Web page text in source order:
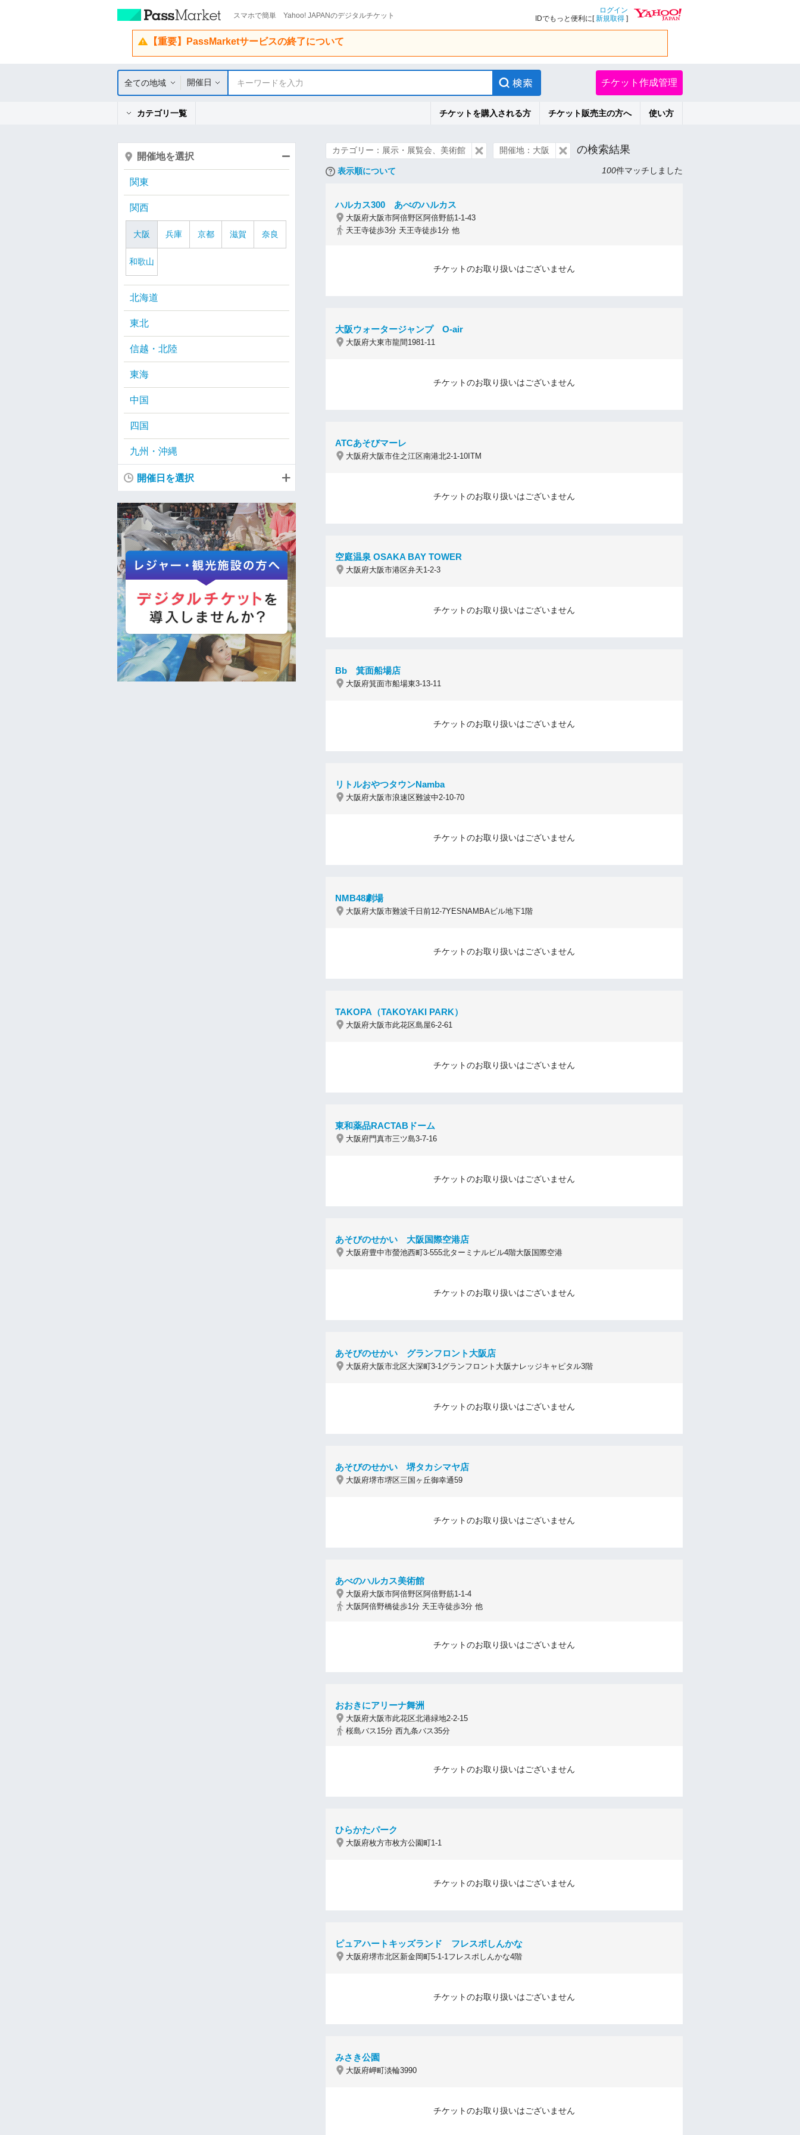
スマホで簡単 Yahoo! JAPANのデジタルチケット
ログイン
IDでもっと便利に[新規取得 ]
【重要】PassMarketサービスの終了について
全ての地域 開催日 キーワードを入力 チケット作成管理
カテゴリ一覧 チケットを購入される方 チケット販売主の方へ 使い方
カテゴリー：展示・展覧会、美術館 開催地：大阪 の検索結果
表示順について 100件マッチしました
ハルカス300 あべのハルカス
大阪府大阪市阿倍野区阿倍野筋1-1-43
天王寺徒歩3分 天王寺徒歩1分 他
チケットのお取り扱いはございません
大阪ウォータージャンプ O-air
大阪府大東市龍間1981-11
チケットのお取り扱いはございません
ATCあそびマーレ
大阪府大阪市住之江区南港北2-1-10ITM
チケットのお取り扱いはございません
空庭温泉 OSAKA BAY TOWER
大阪府大阪市港区弁天1-2-3
チケットのお取り扱いはございません
Bb 箕面船場店
大阪府箕面市船場東3-13-11
チケットのお取り扱いはございません
リトルおやつタウンNamba
大阪府大阪市浪速区難波中2-10-70
チケットのお取り扱いはございません
NMB48劇場
大阪府大阪市難波千日前12-7YESNAMBAビル地下1階
チケットのお取り扱いはございません
TAKOPA（TAKOYAKI PARK）
大阪府大阪市此花区島屋6-2-61
チケットのお取り扱いはございません
東和薬品RACTABドーム
大阪府門真市三ツ島3-7-16
チケットのお取り扱いはございません
あそびのせかい 大阪国際空港店
大阪府豊中市螢池西町3-555北ターミナルビル4階大阪国際空港
チケットのお取り扱いはございません
あそびのせかい グランフロント大阪店
大阪府大阪市北区大深町3-1グランフロント大阪ナレッジキャピタル3階
チケットのお取り扱いはございません
あそびのせかい 堺タカシマヤ店
大阪府堺市堺区三国ヶ丘御幸通59
チケットのお取り扱いはございません
あべのハルカス美術館
大阪府大阪市阿倍野区阿倍野筋1-1-4
大阪阿倍野橋徒歩1分 天王寺徒歩3分 他
チケットのお取り扱いはございません
おおきにアリーナ舞洲
大阪府大阪市此花区北港緑地2-2-15
桜島バス15分 西九条バス35分
チケットのお取り扱いはございません
ひらかたパーク
大阪府枚方市枚方公園町1-1
チケットのお取り扱いはございません
ピュアハートキッズランド フレスポしんかな
大阪府堺市北区新金岡町5-1-1フレスポしんかな4階
チケットのお取り扱いはございません
みさき公園
大阪府岬町淡輪3990
チケットのお取り扱いはございません
開催地を選択
関東
関西
大阪 兵庫 京都 滋賀 奈良
和歌山
北海道
東北
信越・北陸
東海
中国
四国
九州・沖縄
開催日を選択